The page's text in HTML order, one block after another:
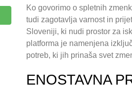
Ko govorimo o spletnih
tudi zagotavlja varnost in
Sloveniji, ki nudi prostor za
platforma je namenjena
potreb, ki jih prinaša svet
ENOSTAVNA